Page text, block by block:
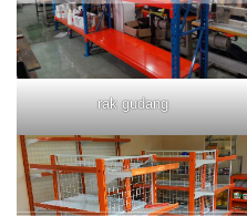
rak gudang